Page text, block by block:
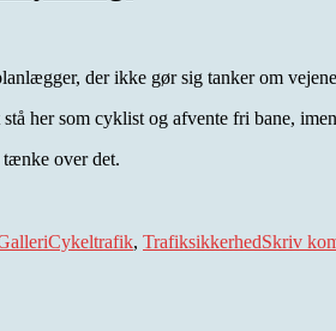
der ikke gør sig tanker om
her som cyklist og afvente fri bane,
over det.
Cykeltrafik, TrafiksikkerhedSkriv